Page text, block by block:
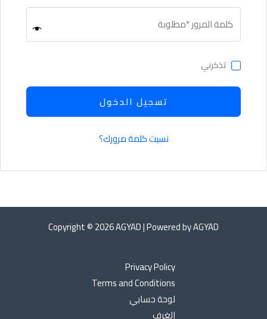
تذكرني
تسجيل الدخول
نسيت كلمة مرورك؟
Copyright © 2026 AGYAD | Powered by AGYAD
Privacy Policy
Terms and Conditions
لوحة حسابي
الغرف